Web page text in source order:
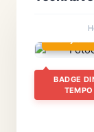
BADGE
Il
reti